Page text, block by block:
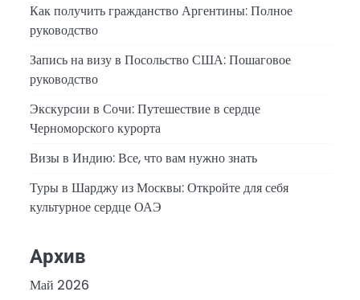
Как получить гражданство Аргентины: Полное
руководство
Запись на визу в Посольство США: Пошаговое
руководство
Экскурсии в Сочи: Путешествие в сердце
Черноморского курорта
Визы в Индию: Все, что вам нужно знать
Туры в Шарджу из Москвы: Откройте для себя
культурное сердце ОАЭ
Архив
Май 2026